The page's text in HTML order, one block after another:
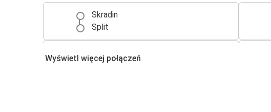
Skradin
Split
Zadar
Skradin
Wyświetl więcej połączeń